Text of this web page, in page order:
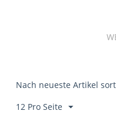
Nach neueste Artikel
12 Pro Seite